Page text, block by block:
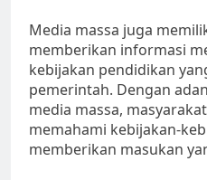
Media massa juga
memberikan informasi
kebijakan pendidikan
pemerintah. Dengan
media massa,
memahami kebijakan-
memberikan masukan